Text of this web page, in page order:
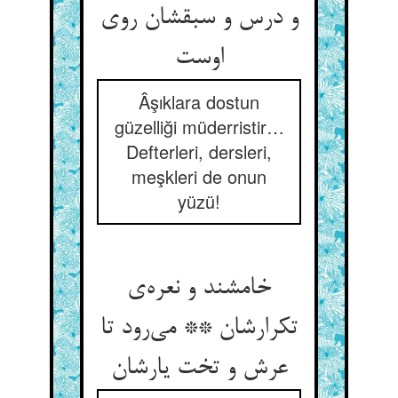
و درس و سبقشان روی
اوست
Âşıklara dostun
güzelliği müderristir…
Defterleri, dersleri,
meşkleri de onun
yüzü!
خامشند و نعره‌ی
تکرارشان ** می‌رود تا
عرش و تخت یارشان